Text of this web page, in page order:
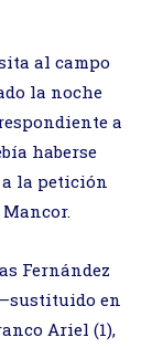
al campo
la noche
a
haberse
a la petición
Fernández
—sustituido en
Ariel (1),